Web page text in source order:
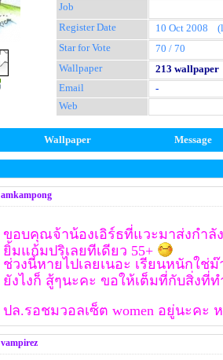
Job
Register Date
10 Oct 2008
Star for Vote
70 / 70
Wallpaper
213 wallpaper
Email
-
Web
Wallpaper Message
amkampong
ขอบคุณจ้าน้องเอิร์ธที่แวะมาส่งกำลั
ยิ้มแก้มปริเลยทีเดียว 55+
ช่วงนี้หายไปเลยเนอะ เรียนหนักใช่ม๊
ยังไงก็ สู้ๆนะคะ ขอให้เต็มที่กับสิ่งที่
ปล.รอชมวอลเซ็ต women อยู่นะคะ
vampirez